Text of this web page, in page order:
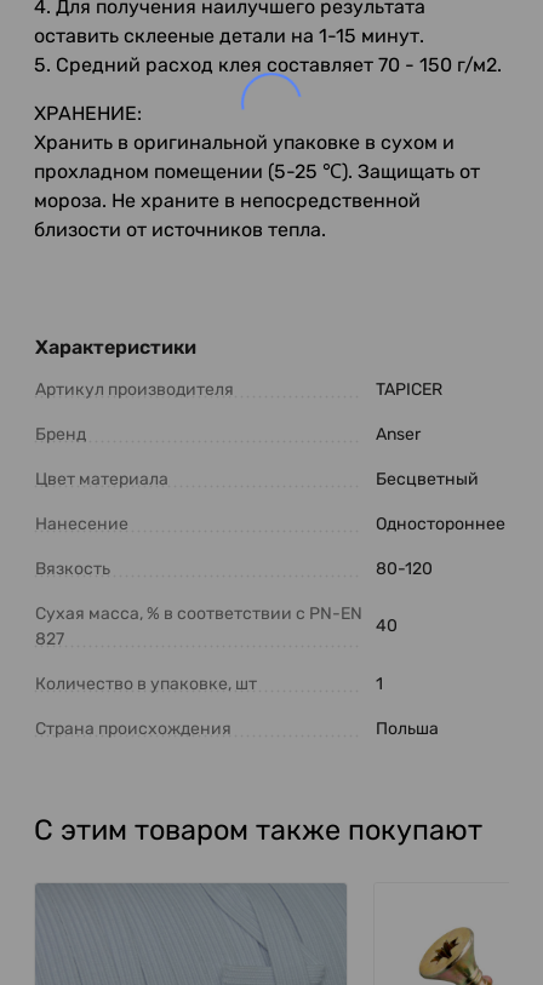
4. Для получения наилучшего результата
оставить склееные детали на 1-15 минут.
5. Средний расход клея составляет 70 - 150 г/м2.
ХРАНЕНИЕ:
Хранить в оригинальной упаковке в сухом и
прохладном помещении (5-25 ℃). Защищать от
мороза. Не храните в непосредственной
близости от источников тепла.
Характеристики
Артикул производителя TAPICER
Бренд Anser
Цвет материала Бесцветный
Нанесение Одностороннее
Вязкость 80-120
Сухая масса, % в соответствии с PN-EN
827
40
Количество в упаковке, шт 1
Страна происхождения Польша
С этим товаром также покупают